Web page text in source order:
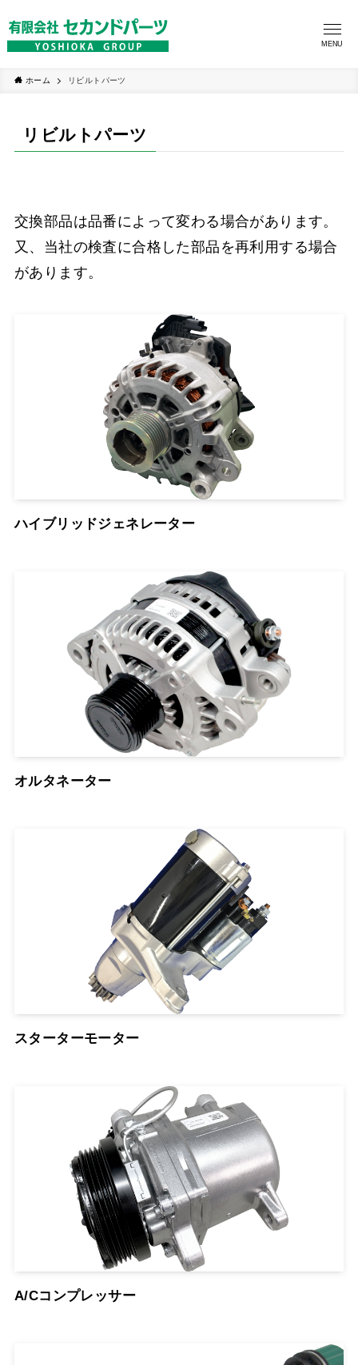
MENU
ホーム リビルトパーツ
リビルトパーツ
交換部品は品番によって変わる場合があります。
又、当社の検査に合格した部品を再利用する場合
があります。
ハイブリッドジェネレーター
オルタネーター
スターターモーター
A/Cコンプレッサー